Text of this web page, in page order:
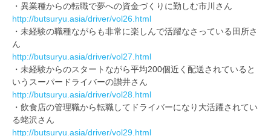
・異業種からの転職で夢への資金づくりに勤しむ市川さん
http://butsuryu.asia/driver/vol26.html
・未経験の職種ながらも非常に楽しんで活躍なさっている田所さ
ん
http://butsuryu.asia/driver/vol27.html
・未経験からのスタートながら平均200個近く配送されていると
いうスーパードライバーの讃井さん
http://butsuryu.asia/driver/vol28.html
・飲食店の管理職から転職してドライバーになり大活躍されてい
る蛯沢さん
http://butsuryu.asia/driver/vol29.html